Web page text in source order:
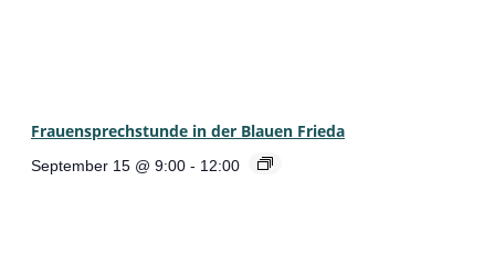
Frauensprechstunde in der Blauen Frieda
September 15 @ 9:00 - 12:00